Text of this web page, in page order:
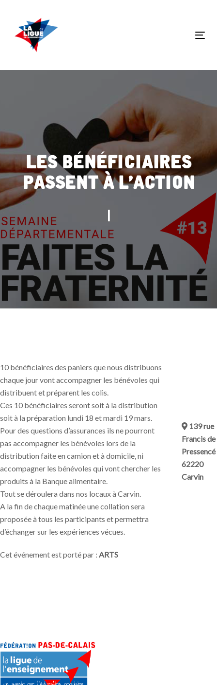
to
primary
navigation
to
Les bénéficiaires
passent à l’action
|
10 bénéficiaires des paniers que nous distribuons
chaque jour vont accompagner les bénévoles qui
distribuent et préparent les colis.
Ces 10 bénéficiaires seront soit à la distribution
soit à la préparation lundi 18 et mardi 19 mars.
Pour des questions d’assurances ils ne pourront
pas accompagner les bénévoles lors de la
distribution faite en camion et à domicile, ni
accompagner les bénévoles qui vont chercher les
produits à la Banque alimentaire.
Tout se déroulera dans nos locaux à Carvin.
A la fin de chaque matinée une collation sera
proposée à tous les participants et permettra
d’échanger sur les expériences vécues.
Cet événement est porté par : ARTS
139 rue
Francis de
Pressencé
62220
Carvin